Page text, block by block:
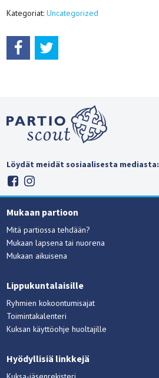
Kategoriat:Uncategorized
Löydät meidät sosiaalisesta mediasta:
Mukaan partioon
Mitä partiossa tehdään?
Mukaan lapsena tai nuorena
Mukaan aikuisena
Lippukuntalaisille
Ryhmien kokoontumisajat
Toimintakalenteri
Kuksan käyttöohje huoltajille
Hyödyllisiä linkkejä